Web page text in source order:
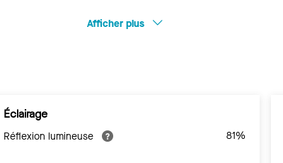
Afficher plus
Éclairage
Réflexion lumineuse 81%